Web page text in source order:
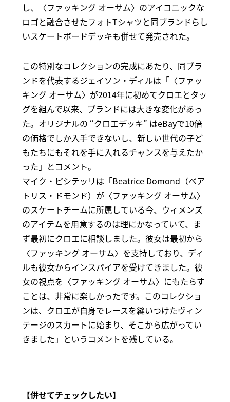
し、〈ファッキング オーサム〉のアイコニックな
ロゴと融合させたフォトTシャツと同ブランドらし
いスケートボードデッキも併せて発売された。
この特別なコレクションの完成にあたり、同ブラ
ンドを代表するジェイソン・ディルは「〈ファッ
キング オーサム〉が2014年に初めてクロエとタッ
グを組んで以来、ブランドには大きな変化があっ
た。オリジナルの “クロエデッキ” はeBayで10倍
の価格でしか入手できないし、新しい世代の子ど
もたちにもそれを手に入れるチャンスを与えたか
った」とコメント。
マイク・ピシテッリは「Beatrice Domond（ベア
トリス・ドモンド）が〈ファッキング オーサム〉
のスケートチームに所属している今、ウィメンズ
のアイテムを用意するのは理にかなっていて、ま
ず最初にクロエに相談しました。彼女は最初から
〈ファッキング オーサム〉を支持しており、ディ
ルも彼女からインスパイアを受けてきました。彼
女の視点を〈ファッキング オーサム〉にもたらす
ことは、非常に楽しかったです。このコレクショ
ンは、クロエが自身でレースを縫いつけたヴィン
テージのスカートに始まり、そこから広がってい
きました」というコメントを残している。
【併せてチェックしたい】